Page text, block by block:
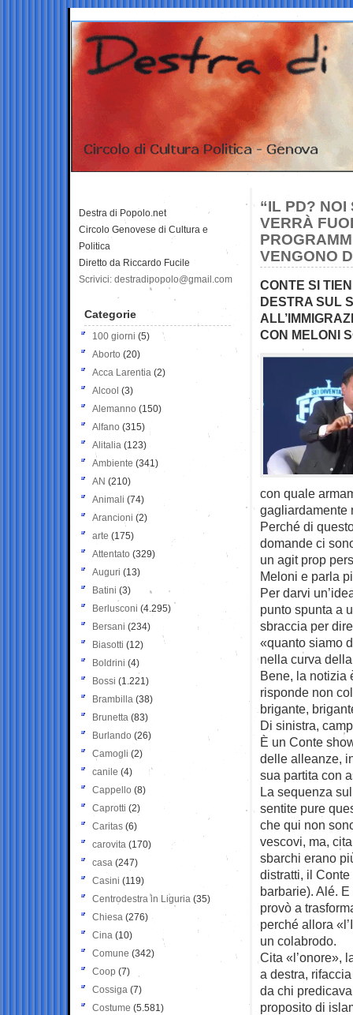
“IL PD? NOI
VERRÀ
VENGONO
CONTE SI
DESTRA SUL
CON MELONI
con quale
gagliardamente
Perché di
domande ci
un agit prop
Meloni e parla
Per darvi
punto spunta a
sbraccia per
«quanto siamo
nella curva
Bene, la notizia
risponde non
brigante,
Di sinistra,
È un Conte
delle alleanze,
sua partita con
La sequenza
sentite pure
che qui non
vescovi, ma,
sbarchi erano
distratti, il
barbarie). Alé.
provò a
perché allora
un colabrodo.
Cita «l’onore»,
a destra,
da chi
proposito di
Destra di Popolo.net
Circolo Genovese di Cultura e
Politica
Diretto da Riccardo Fucile
Scrivici: destradipopolo@gmail.com
Categorie
100 giorni (5)
Aborto (20)
Acca Larentia (2)
Alcool (3)
Alemanno (150)
Alfano (315)
Alitalia (123)
Ambiente (341)
AN (210)
Animali (74)
Arancioni (2)
arte (175)
Attentato (329)
Auguri (13)
Batini (3)
Berlusconi (4.295)
Bersani (234)
Biasotti (12)
Boldrini (4)
Bossi (1.221)
Brambilla (38)
Brunetta (83)
Burlando (26)
Camogli (2)
canile (4)
Cappello (8)
Caprotti (2)
Caritas (6)
carovita (170)
casa (247)
Casini (119)
Centrodestra in Liguria (35)
Chiesa (276)
Cina (10)
Comune (342)
Coop (7)
Cossiga (7)
Costume (5.581)